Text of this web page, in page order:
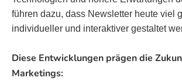
führen dazu, dass Newsletter heute viel
individueller und interaktiver gestaltet
Diese Entwicklungen prägen die
Marketings: